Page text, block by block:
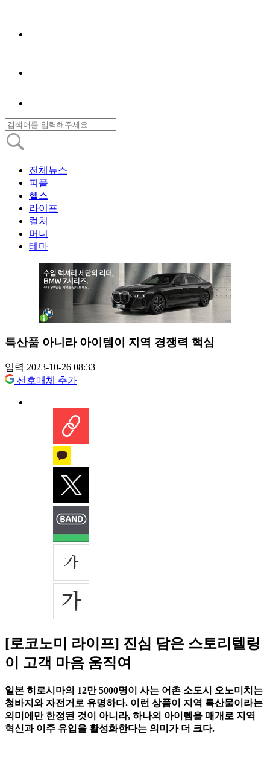
전체뉴스
피플
헬스
라이프
컬처
머니
테마
특산품 아니라 아이템이 지역 경쟁력 핵심
입력 2023-10-26 08:33
선호매체 추가
[로코노미 라이프] 진심 담은 스토리텔링
이 고객 마음 움직여
일본 히로시마의 12만 5000명이 사는 어촌 소도시 오노미치는
청바지와 자전거로 유명하다. 이런 상품이 지역 특산물이라는
의미에만 한정된 것이 아니라, 하나의 아이템을 매개로 지역
혁신과 이주 유입을 활성화한다는 의미가 더 크다.